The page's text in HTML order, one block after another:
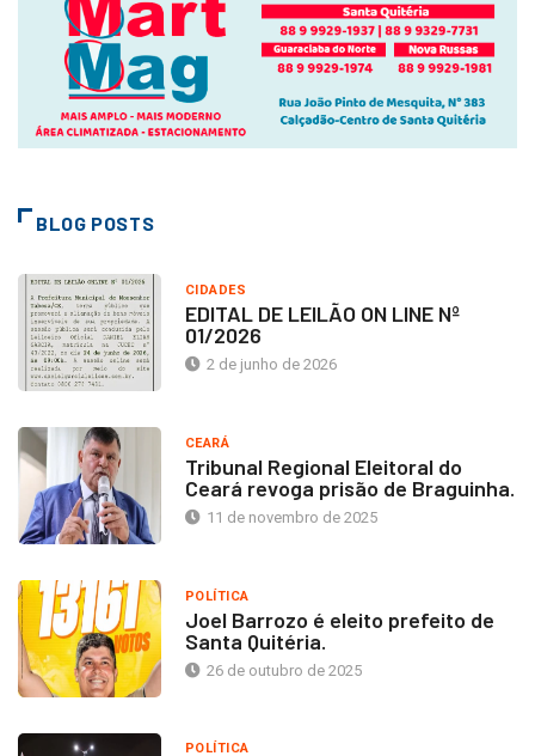
BLOG POSTS
CIDADES
EDITAL DE LEILÃO ON LINE Nº
01/2026
2 de junho de 2026
CEARÁ
Tribunal Regional Eleitoral do
Ceará revoga prisão de Braguinha.
11 de novembro de 2025
POLÍTICA
Joel Barrozo é eleito prefeito de
Santa Quitéria.
26 de outubro de 2025
POLÍTICA